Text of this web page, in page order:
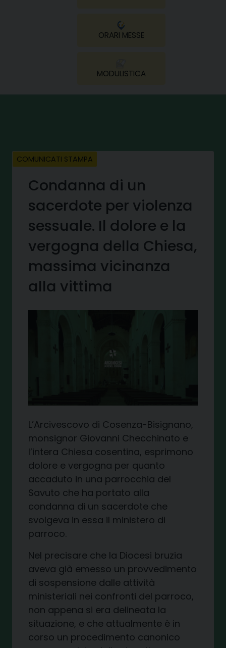
ORARI MESSE
MODULISTICA
COMUNICATI STAMPA
Condanna di un
sacerdote per violenza
sessuale. Il dolore e la
vergogna della Chiesa,
massima vicinanza
alla vittima
L’Arcivescovo di Cosenza-Bisignano,
monsignor Giovanni Checchinato e
l’intera Chiesa cosentina, esprimono
dolore e vergogna per quanto
accaduto in una parrocchia del
Savuto che ha portato alla
condanna di un sacerdote che
svolgeva in essa il ministero di
parroco.
Nel precisare che la Diocesi bruzia
aveva già emesso un provvedimento
di sospensione dalle attività
ministeriali nei confronti del parroco,
non appena si era delineata la
situazione, e che attualmente è in
corso un procedimento canonico